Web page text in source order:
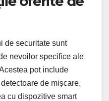
de securitate sunt
nevoilor specifice ale
pot include
de mișcare,
cu dispozitive smart